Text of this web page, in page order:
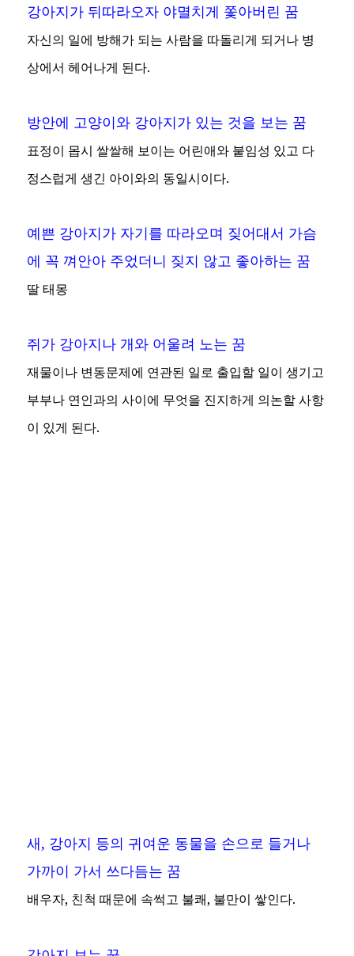
강아지가 뒤따라오자 야멸치게 쫓아버린 꿈
자신의 일에 방해가 되는 사람을 따돌리게 되거나 병
상에서 헤어나게 된다.
방안에 고양이와 강아지가 있는 것을 보는 꿈
표정이 몹시 쌀쌀해 보이는 어린애와 붙임성 있고 다
정스럽게 생긴 아이와의 동일시이다.
예쁜 강아지가 자기를 따라오며 짖어대서 가슴
에 꼭 껴안아 주었더니 짖지 않고 좋아하는 꿈
딸 태몽
쥐가 강아지나 개와 어울려 노는 꿈
재물이나 변동문제에 연관된 일로 출입할 일이 생기고
부부나 연인과의 사이에 무엇을 진지하게 의논할 사항
이 있게 된다.
새, 강아지 등의 귀여운 동물을 손으로 들거나
가까이 가서 쓰다듬는 꿈
배우자, 친척 때문에 속썩고 불쾌, 불만이 쌓인다.